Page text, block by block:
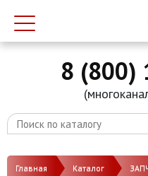
8 (800)
Главная Каталог